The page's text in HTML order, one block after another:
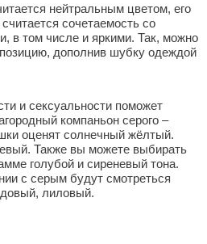
нейтральным цветом, его
сочетаемость со
в том числе и яркими. Так, можно
дополнив шубку одеждой
и сексуальности поможет
компаньон серого –
оценят солнечный жёлтый.
Также вы можете выбирать
голубой и сиреневый тона.
с серым будут смотреться
лиловый.